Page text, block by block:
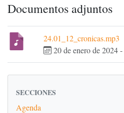
Documentos adjuntos
24.01_12_cronicas.mp3
20 de enero de 2024-
SECCIONES
Agenda